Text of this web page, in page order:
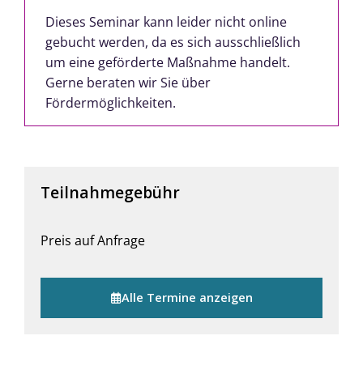
Dieses Seminar kann leider nicht online
gebucht werden, da es sich ausschließlich
um eine geförderte Maßnahme handelt.
Gerne beraten wir Sie über
Fördermöglichkeiten.
Teilnahmegebühr
Preis auf Anfrage
Alle Termine anzeigen